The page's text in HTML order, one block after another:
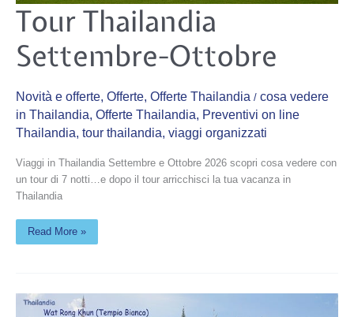
Tour Thailandia
Settembre-Ottobre
Novità e offerte, Offerte, Offerte Thailandia / cosa vedere
in Thailandia, Offerte Thailandia, Preventivi on line
Thailandia, tour thailandia, viaggi organizzati
Viaggi in Thailandia Settembre e Ottobre 2026 scopri cosa vedere con
un tour di 7 notti…e dopo il tour arricchisci la tua vacanza in
Thailandia
Tour
Thailandia
Settembre-
Ottobre
Read More »